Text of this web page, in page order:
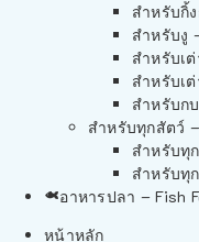
สำหรับกิ้
สำหรับงู
สำหรับเ
สำหรับเ
สำหรับก
สำหรับทุกสัตว์
สำหรับทุ
สำหรับทุ
อาหารปลา – Fish
หน้าหลัก